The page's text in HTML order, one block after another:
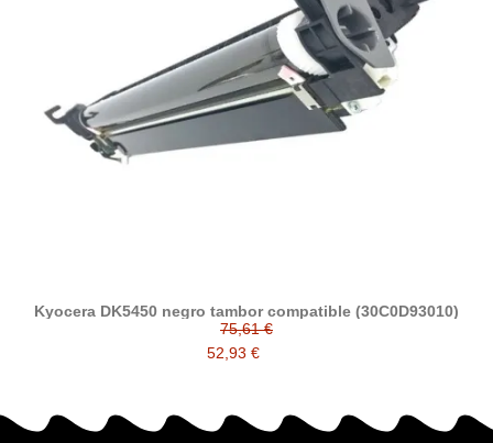
Kyocera DK5450 negro tambor compatible (30C0D93010)
75,61 €
52,93 €